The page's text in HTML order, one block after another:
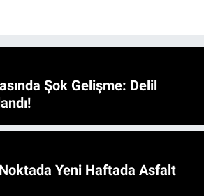
Şok Gelişme: Delil